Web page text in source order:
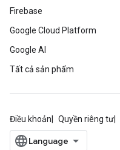
Firebase
Google Cloud Platform
Google AI
Tất cả sản phẩm
Điều khoản Quyền riêng tư